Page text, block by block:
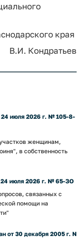
края
В.И. Кондратьев
24 июля 2026 г. № 105-8-
женщинам,
в собственность
24 июля 2026 г. № 65-ЗО
связанных с
помощи на
от 30 декабря 2005 г. N